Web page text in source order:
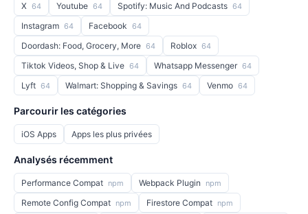
X 64 Youtube 64 Spotify: Music And Podcasts 64
Instagram 64 Facebook 64
Doordash: Food, Grocery, More 64 Roblox 64
Tiktok Videos, Shop & Live 64 Whatsapp Messenger 64
Lyft 64 Walmart: Shopping & Savings 64 Venmo 64
Parcourir les catégories
iOS Apps Apps les plus privées
Analysés récemment
Performance Compat npm Webpack Plugin npm
Remote Config Compat npm Firestore Compat npm